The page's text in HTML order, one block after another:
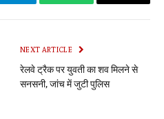
Telegram WhatsApp Copy
NEXT ARTICLE
रेलवे ट्रैक पर युवती का शव मिलने से
सनसनी, जांच में जुटी पुलिस